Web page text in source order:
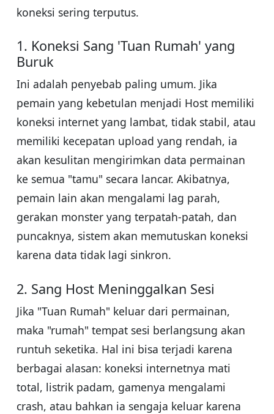
koneksi sering terputus.
1. Koneksi Sang 'Tuan Rumah' yang
Buruk
Ini adalah penyebab paling umum. Jika
pemain yang kebetulan menjadi Host memiliki
koneksi internet yang lambat, tidak stabil, atau
memiliki kecepatan upload yang rendah, ia
akan kesulitan mengirimkan data permainan
ke semua "tamu" secara lancar. Akibatnya,
pemain lain akan mengalami lag parah,
gerakan monster yang terpatah-patah, dan
puncaknya, sistem akan memutuskan koneksi
karena data tidak lagi sinkron.
2. Sang Host Meninggalkan Sesi
Jika "Tuan Rumah" keluar dari permainan,
maka "rumah" tempat sesi berlangsung akan
runtuh seketika. Hal ini bisa terjadi karena
berbagai alasan: koneksi internetnya mati
total, listrik padam, gamenya mengalami
crash, atau bahkan ia sengaja keluar karena